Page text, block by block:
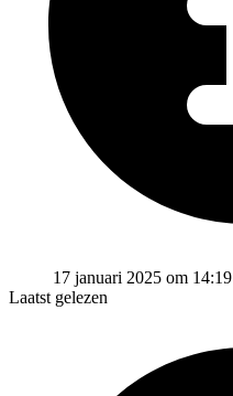
17 januari 2025 om 14:19
Laatst gelezen